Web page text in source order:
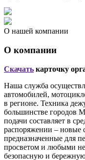
О нашей компании
О компании
Скачать карточку
Наша служба
автомобилей,
в регионе. Техника
большинстве городов
подачи составляет в
распоряжении – новые
предназначенные для
просветом и любыми
безопасную и